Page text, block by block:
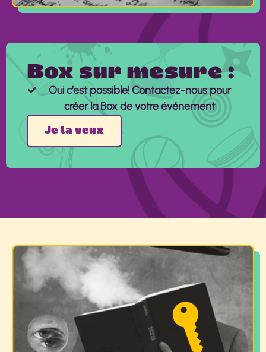
Box sur mesure :
Oui c’est possible! Contactez-nous pour
créer la Box de votre événement
Je la veux